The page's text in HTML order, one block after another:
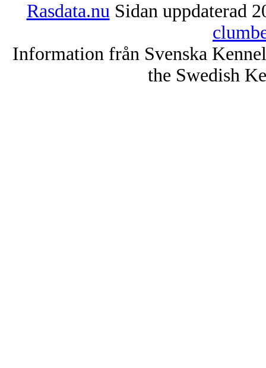
Rasdata.nuSidan uppdaterad
Information från Svenska
the Swedish